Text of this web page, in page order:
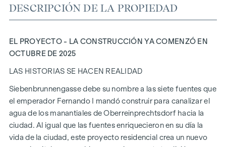
DESCRIPCIÓN DE LA PROPIEDAD
EL PROYECTO - LA CONSTRUCCIÓN YA COMENZÓ EN
OCTUBRE DE 2025
LAS HISTORIAS SE HACEN REALIDAD
Siebenbrunnengasse debe su nombre a las siete fuentes que
el emperador Fernando I mandó construir para canalizar el
agua de los manantiales de Oberreinprechtsdorf hacia la
ciudad. Al igual que las fuentes enriquecieron en su día la
vida de la ciudad, este proyecto residencial crea un nuevo